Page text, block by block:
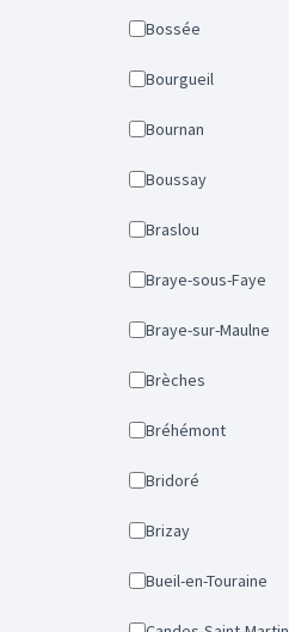
Bossée
Bourgueil
Bournan
Boussay
Braslou
Braye-sous-Faye
Braye-sur-Maulne
Brèches
Bréhémont
Bridoré
Brizay
Bueil-en-Touraine